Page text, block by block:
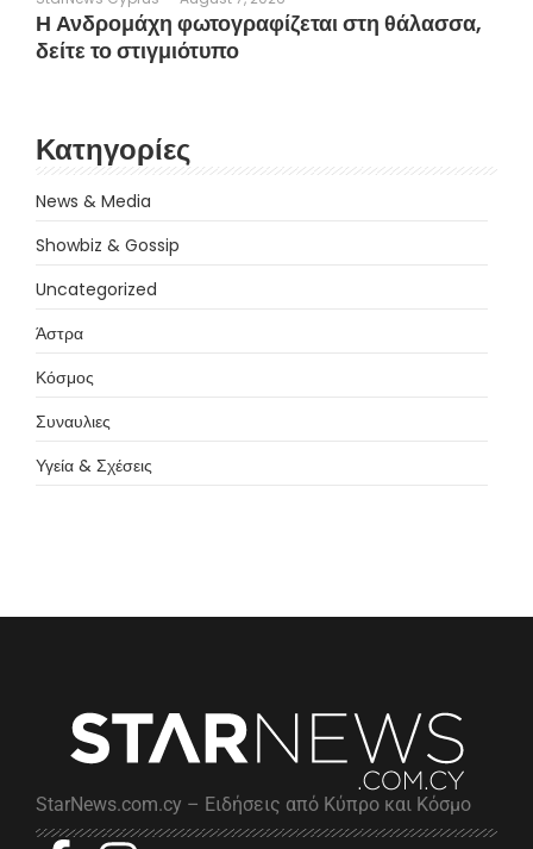
Η Ανδρομάχη φωτογραφίζεται στη θάλασσα,
δείτε το στιγμιότυπο
Κατηγορίες
News & Media
Showbiz & Gossip
Uncategorized
Άστρα
Κόσμος
Συναυλιες
Υγεία & Σχέσεις
StarNews.com.cy – Ειδήσεις από Κύπρο και Κόσμο